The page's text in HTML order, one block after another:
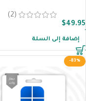
(2)
$49.95
إضافة إلى السلة
-83%